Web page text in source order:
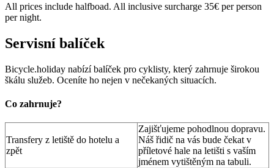
All prices include halfboad. All inclusive surcharge 35€ per person
per night.
Servisní balíček
Bicycle.holiday nabízí balíček pro cyklisty, který zahrnuje širokou
škálu služeb. Oceníte ho nejen v nečekaných situacích.
Co zahrnuje?
Transfery z letiště do hotelu a
zpět
Zajišťujeme pohodlnou dopravu.
Náš řidič na vás bude čekat v
příletové hale na letišti s vaším
jménem vytištěným na tabuli.